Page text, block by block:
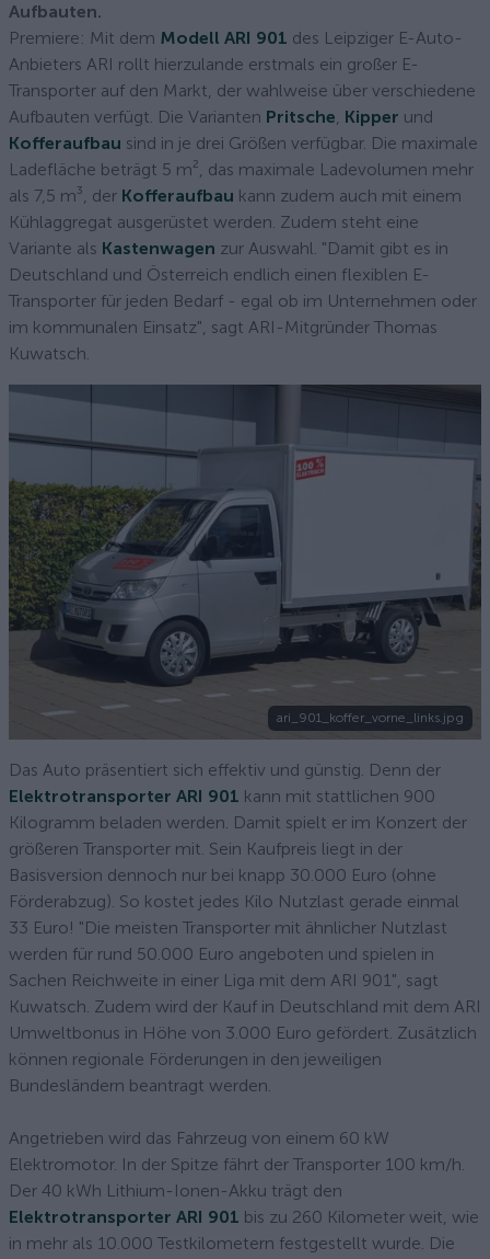
Aufbauten.
Premiere: Mit dem Modell ARI 901 des Leipziger E-Auto-
Anbieters ARI rollt hierzulande erstmals ein großer E-
Transporter auf den Markt, der wahlweise über verschiedene
Aufbauten verfügt. Die Varianten Pritsche, Kipper und
Kofferaufbau sind in je drei Größen verfügbar. Die maximale
Ladefläche beträgt 5 m², das maximale Ladevolumen mehr
als 7,5 m³, der Kofferaufbau kann zudem auch mit einem
Kühlaggregat ausgerüstet werden. Zudem steht eine
Variante als Kastenwagen zur Auswahl. "Damit gibt es in
Deutschland und Österreich endlich einen flexiblen E-
Transporter für jeden Bedarf - egal ob im Unternehmen oder
im kommunalen Einsatz", sagt ARI-Mitgründer Thomas
Kuwatsch.
ari_901_koffer_vorne_links.jpg
Das Auto präsentiert sich effektiv und günstig. Denn der
Elektrotransporter ARI 901 kann mit stattlichen 900
Kilogramm beladen werden. Damit spielt er im Konzert der
größeren Transporter mit. Sein Kaufpreis liegt in der
Basisversion dennoch nur bei knapp 30.000 Euro (ohne
Förderabzug). So kostet jedes Kilo Nutzlast gerade einmal
33 Euro! "Die meisten Transporter mit ähnlicher Nutzlast
werden für rund 50.000 Euro angeboten und spielen in
Sachen Reichweite in einer Liga mit dem ARI 901", sagt
Kuwatsch. Zudem wird der Kauf in Deutschland mit dem ARI
Umweltbonus in Höhe von 3.000 Euro gefördert. Zusätzlich
können regionale Förderungen in den jeweiligen
Bundesländern beantragt werden.
Angetrieben wird das Fahrzeug von einem 60 kW
Elektromotor. In der Spitze fährt der Transporter 100 km/h.
Der 40 kWh Lithium-Ionen-Akku trägt den
Elektrotransporter ARI 901 bis zu 260 Kilometer weit, wie
in mehr als 10.000 Testkilometern festgestellt wurde. Die